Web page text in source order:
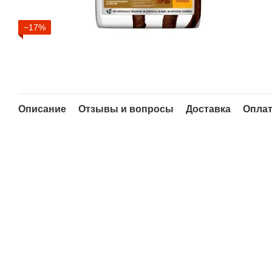
−17%
Описание Отзывы и вопросы Доставка